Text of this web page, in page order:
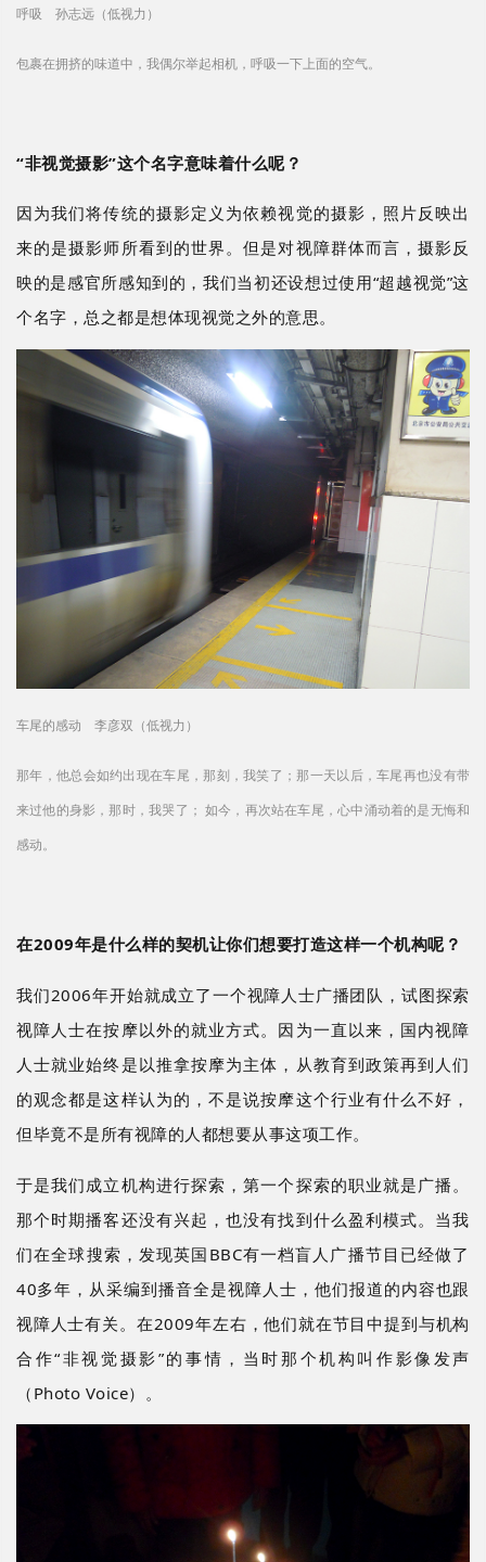
呼吸 孙志远（低视力）
包裹在拥挤的味道中，我偶尔举起相机，呼吸一下上面的空气。
“非视觉摄影”这个名字意味着什么呢 ？
因为我们将传统的摄影定义为依赖视觉的摄影，照片反映出
来的是摄影师所看到的世界。但是对视障群体而言，摄影反
映的是感官所感知到的，我们当初还设想过使用“超越视觉”这
个名字，总之都是想体现视觉之外的意思。
车尾的感动 李彦双（低视力）
那年，他总会如约出现在车尾，那刻，我笑了；那一天以后，车尾再也没有带
来过他的身影，那时，我哭了； 如今，再次站在车尾，心中涌动着的是无悔和
感动。
在2009年是什么样的契机让你们想要打造这样一个机构呢？
我们2006年开始就成立了一个视障人士广播团队，试图探索
视障人士在按摩以外的就业方式。因为一直以来，国内视障
人士就业始终是以推拿按摩为主体，从教育到政策再到人们
的观念都是这样认为的，不是说按摩这个行业有什么不好，
但毕竟不是所有视障的人都想要从事这项工作。
于是我们成立机构进行探索，第一个探索的职业就是广播。
那个时期播客还没有兴起，也没有找到什么盈利模式。当我
们在全球搜索，发现英国 BBC有一档盲人广播节目已经做了
40多年，从采编到播音全是视障人士，他们报道的内容也跟
视障人士有关。在2009年左右，他们就在节目中提到与机构
合作“非视觉摄影”的事情，当时那个机构叫作影像发声
（Photo Voice）。